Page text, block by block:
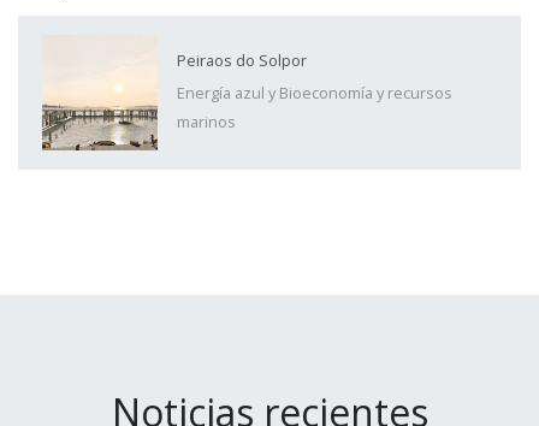
Peiraos do Solpor
Energía azul y Bioeconomía y recursos
marinos
Noticias recientes